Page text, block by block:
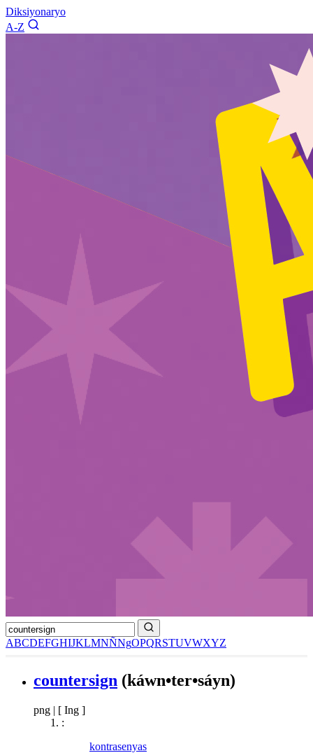
Diksiyonaryo
A-Z
ABCDEFGHIJKLMNÑNgOPQRSTUVWXYZ
countersign (káwn•ter•sáyn)
png | [ Ing ]
:
kontrasenyas